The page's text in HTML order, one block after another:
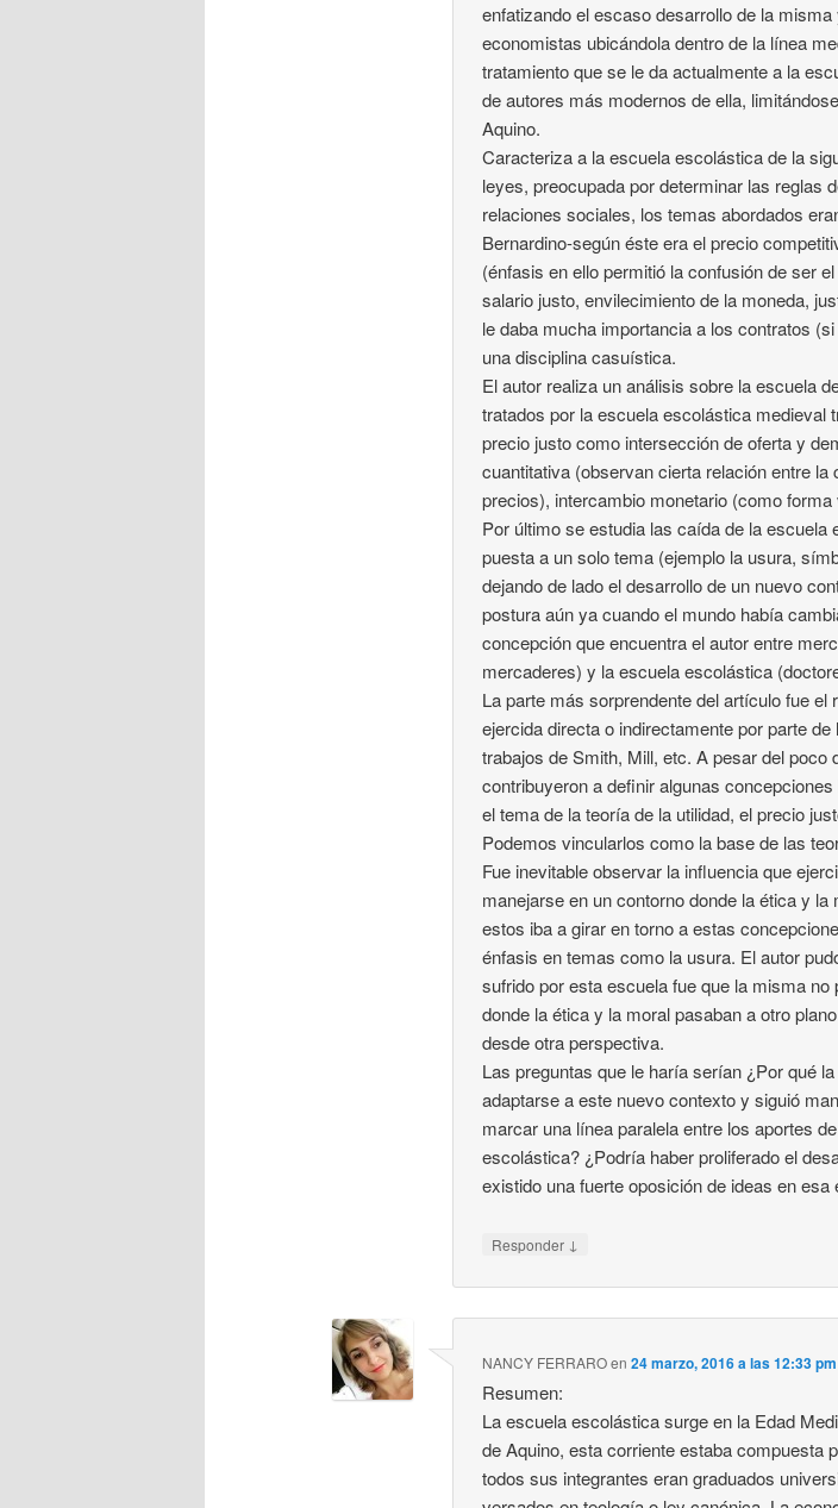
enfatizando el escaso desarrollo de la
economistas ubicándola dentro de la línea
tratamiento que se le da actualmente a la
de autores más modernos de ella,
Aquino.
Caracteriza a la escuela escolástica de la
leyes, preocupada por determinar las reglas
relaciones sociales, los temas abordados
Bernardino-según éste era el precio
(énfasis en ello permitió la confusión de ser
salario justo, envilecimiento de la moneda,
le daba mucha importancia a los contratos
una disciplina casuística.
El autor realiza un análisis sobre la escuela
tratados por la escuela escolástica medieval
precio justo como intersección de oferta y
cuantitativa (observan cierta relación entre la
precios), intercambio monetario (como forma
Por último se estudia las caída de la
puesta a un solo tema (ejemplo la usura,
dejando de lado el desarrollo de un nuevo
postura aún ya cuando el mundo había
concepción que encuentra el autor entre
mercaderes) y la escuela escolástica
La parte más sorprendente del artículo fue el
ejercida directa o indirectamente por parte
trabajos de Smith, Mill, etc. A pesar del poco
contribuyeron a definir algunas
el tema de la teoría de la utilidad, el precio
Podemos vincularlos como la base de las
Fue inevitable observar la influencia que
manejarse en un contorno donde la ética y
estos iba a girar en torno a estas
énfasis en temas como la usura. El autor
sufrido por esta escuela fue que la misma
donde la ética y la moral pasaban a otro
desde otra perspectiva.
Las preguntas que le haría serían ¿Por qué
adaptarse a este nuevo contexto y siguió
marcar una línea paralela entre los aportes
escolástica? ¿Podría haber proliferado el
existido una fuerte oposición de ideas en esa
Responder ↓
NANCY FERRAROen24 marzo, 2016 a las 12:33 pm
Resumen:
La escuela escolástica surge en la Edad
de Aquino, esta corriente estaba compuesta
todos sus integrantes eran graduados